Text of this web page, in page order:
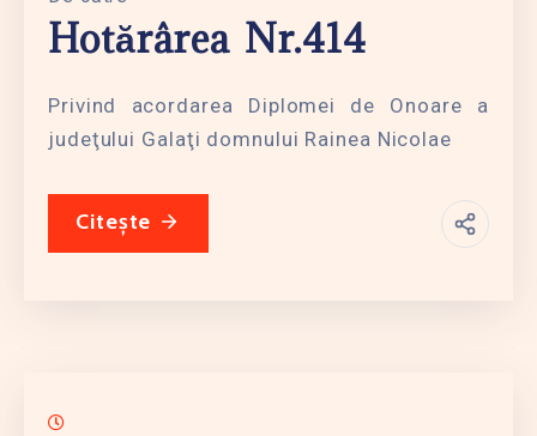
Hotărârea Nr.414
Privind acordarea Diplomei de Onoare a
judeţului Galaţi domnului Rainea Nicolae
Citește